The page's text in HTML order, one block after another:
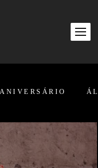
ANIVERSÁRIO